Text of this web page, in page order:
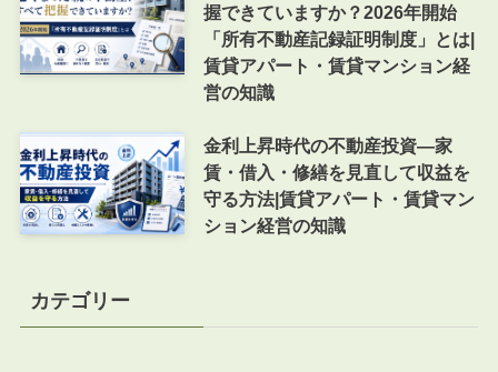
握できていますか？2026年開始
「所有不動産記録証明制度」とは|
賃貸アパート・賃貸マンション経
営の知識
金利上昇時代の不動産投資―家
賃・借入・修繕を見直して収益を
守る方法|賃貸アパート・賃貸マン
ション経営の知識
カテゴリー